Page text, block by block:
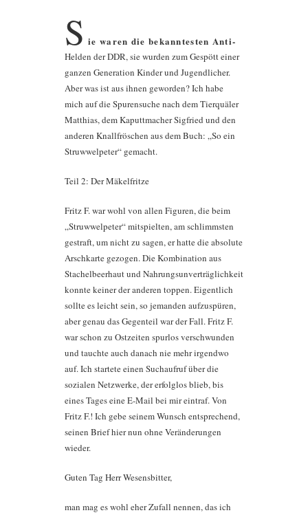
S ie waren die bekanntesten Anti-
Helden der DDR, sie wurden zum Gespött einer
ganzen Generation Kinder und Jugendlicher.
Aber was ist aus ihnen geworden? Ich habe
mich auf die Spurensuche nach dem Tierquäler
Matthias, dem Kaputtmacher Sigfried und den
anderen Knallfröschen aus dem Buch: „So ein
Struwwelpeter“ gemacht.
Teil 2: Der Mäkelfritze
Fritz F. war wohl von allen Figuren, die beim
„Struwwelpeter“ mitspielten, am schlimmsten
gestraft, um nicht zu sagen, er hatte die absolute
Arschkarte gezogen. Die Kombination aus
Stachelbeerhaut und Nahrungsunverträglichkeit
konnte keiner der anderen toppen. Eigentlich
sollte es leicht sein, so jemanden aufzuspüren,
aber genau das Gegenteil war der Fall. Fritz F.
war schon zu Ostzeiten spurlos verschwunden
und tauchte auch danach nie mehr irgendwo
auf. Ich startete einen Suchaufruf über die
sozialen Netzwerke, der erfolglos blieb, bis
eines Tages eine E-Mail bei mir eintraf. Von
Fritz F.! Ich gebe seinem Wunsch entsprechend,
seinen Brief hier nun ohne Veränderungen
wieder.
Guten Tag Herr Wesensbitter,
man mag es wohl eher Zufall nennen, das ich